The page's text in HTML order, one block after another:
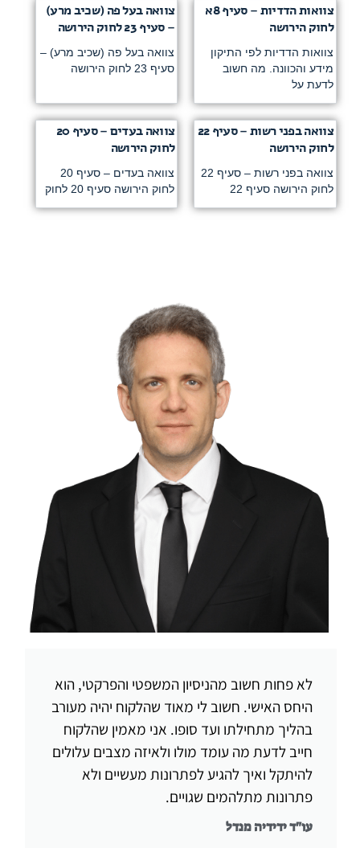
צוואות הדדיות – סעיף 8א
לחוק הירושה
צוואות הדדיות לפי התיקון
מידע והכוונה. מה חשוב
לדעת על
צוואה בעל פה (שכיב מרע)
– סעיף 23 לחוק הירושה
צוואה בעל פה (שכיב מרע) –
סעיף 23 לחוק הירושה
צוואה בפני רשות – סעיף 22
לחוק הירושה
צוואה בפני רשות – סעיף 22
לחוק הירושה סעיף 22
צוואה בעדים – סעיף 20
לחוק הירושה
צוואה בעדים – סעיף 20
לחוק הירושה סעיף 20 לחוק
לא פחות חשוב מהניסיון המשפטי והפרקטי, הוא
היחס האישי. חשוב לי מאוד שהלקוח יהיה מעורב
בהליך מתחילתו ועד סופו. אני מאמין שהלקוח
חייב לדעת מה עומד מולו ולאיזה מצבים עלולים
להיתקל ואיך להגיע לפתרונות מעשיים ולא
פתרונות מתלהמים שגויים.
עו"ד ידידיה מנדל